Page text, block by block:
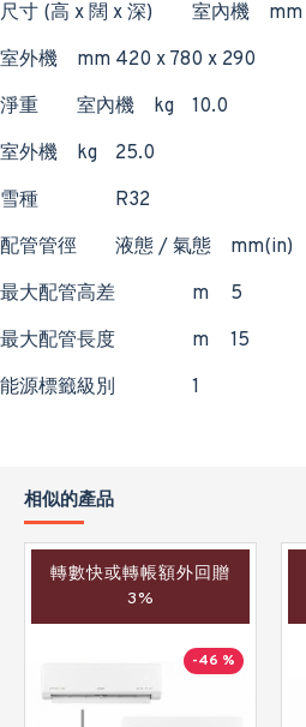
尺寸 (高 x 闊 x 深)
室內機 mm
室外機
mm 420 x 780 x 290
淨重
室內機 kg
10.0
室外機
kg
25.0
雪種
R32
配管管徑
液態 / 氣態 mm(in)
最大配管高差
m
5
最大配管長度
m
15
能源標籤級別
1
相似的產品
轉數快或轉帳額外回贈
3%
-46 %